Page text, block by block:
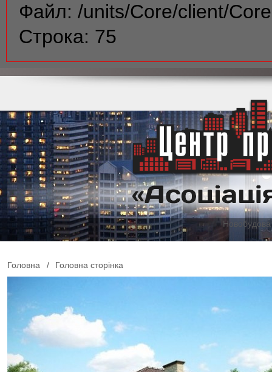
Файл: /units/Core/client/
Строка: 75
Головна / Головна сторінка